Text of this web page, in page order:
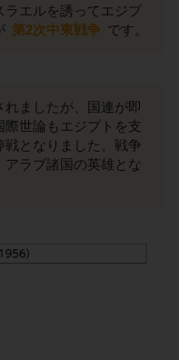
エルを誘ってエジプ
第2次中東戦争 です。
れましたが、国連が即
世論もエジプトを支
となりました。戦争
ラブ諸国の英雄とな